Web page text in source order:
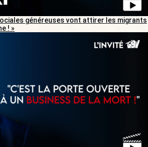
sociales généreuses vont attirer les migrants
! »